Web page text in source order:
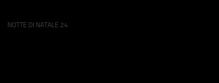
NOTTE DI NATALE 24